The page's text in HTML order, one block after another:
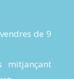
de 9
mitjançant